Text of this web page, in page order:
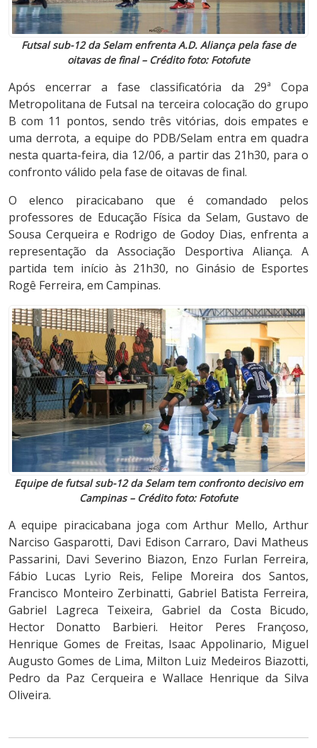
Futsal sub-12 da Selam enfrenta A.D. Aliança pela fase de
oitavas de final – Crédito foto: Fotofute
Após encerrar a fase classificatória da 29ª Copa
Metropolitana de Futsal na terceira colocação do grupo
B com 11 pontos, sendo três vitórias, dois empates e
uma derrota, a equipe do PDB/Selam entra em quadra
nesta quarta-feira, dia 12/06, a partir das 21h30, para o
confronto válido pela fase de oitavas de final.
O elenco piracicabano que é comandado pelos
professores de Educação Física da Selam, Gustavo de
Sousa Cerqueira e Rodrigo de Godoy Dias, enfrenta a
representação da Associação Desportiva Aliança. A
partida tem início às 21h30, no Ginásio de Esportes
Rogê Ferreira, em Campinas.
Equipe de futsal sub-12 da Selam tem confronto decisivo em
Campinas – Crédito foto: Fotofute
A equipe piracicabana joga com Arthur Mello, Arthur
Narciso Gasparotti, Davi Edison Carraro, Davi Matheus
Passarini, Davi Severino Biazon, Enzo Furlan Ferreira,
Fábio Lucas Lyrio Reis, Felipe Moreira dos Santos,
Francisco Monteiro Zerbinatti, Gabriel Batista Ferreira,
Gabriel Lagreca Teixeira, Gabriel da Costa Bicudo,
Hector Donatto Barbieri. Heitor Peres Françoso,
Henrique Gomes de Freitas, Isaac Appolinario, Miguel
Augusto Gomes de Lima, Milton Luiz Medeiros Biazotti,
Pedro da Paz Cerqueira e Wallace Henrique da Silva
Oliveira.